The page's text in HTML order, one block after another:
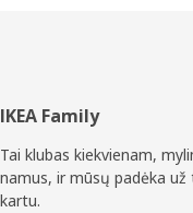
Poraštė
IKEA Family
Tai klubas kiekvienam,
namus, ir mūsų padėka už
kartu.